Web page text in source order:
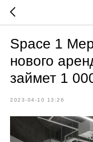
Space 1
нового
займет 1
2023-04-10 13:26